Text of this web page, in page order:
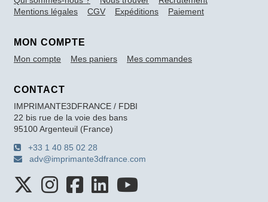
Mentions légales
CGV Expéditions Paiement
MON COMPTE
Mon compte Mes paniers Mes commandes
CONTACT
IMPRIMANTE3DFRANCE / FDBI
22 bis rue de la voie des bans
95100 Argenteuil (France)
+33 1 40 85 02 28
adv@imprimante3dfrance.com